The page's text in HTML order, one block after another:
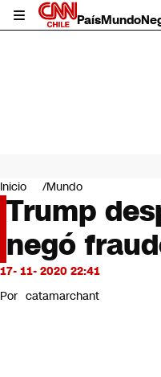
PaísMundo
Mundo
Negocios
Deportes
Programas completos
Cultura
Servicios
CNN Data
Inicio Mundo
Trump
negó
17- 11- 2020 22:41
Por catamarchant